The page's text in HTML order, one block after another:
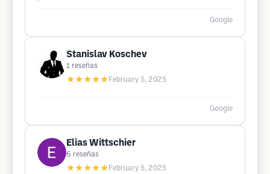
Google
Stanislav Koschev
1 reseñas
★★★★★ February 5, 2025
Google
Elias Wittschier
6 reseñas
★★★★★ February 5, 2025